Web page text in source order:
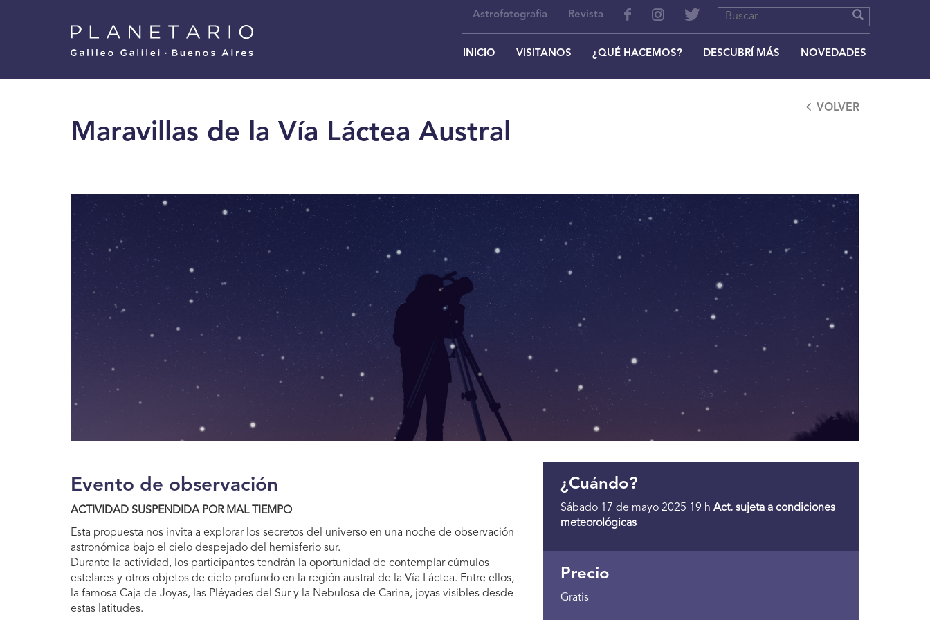
Superior
Astrofotografía Revista
INICIO VISITANOS ¿QUÉ HACEMOS? DESCUBRÍ MÁS NOVEDADES
Maravillas de la Vía Láctea Austral
VOLVER
Evento de observación
ACTIVIDAD SUSPENDIDA POR MAL TIEMPO
Esta propuesta nos invita a explorar los secretos del universo en una noche de observación
astronómica bajo el cielo despejado del hemisferio sur.
Durante la actividad, los participantes tendrán la oportunidad de contemplar cúmulos
estelares y otros objetos de cielo profundo en la región austral de la Vía Láctea. Entre ellos,
la famosa Caja de Joyas, las Pléyades del Sur y la Nebulosa de Carina, joyas visibles desde
estas latitudes.
¿Cuándo?
Sábado 17 de mayo 2025 19 h Act. sujeta a condiciones
meteorológicas
Precio
Gratis